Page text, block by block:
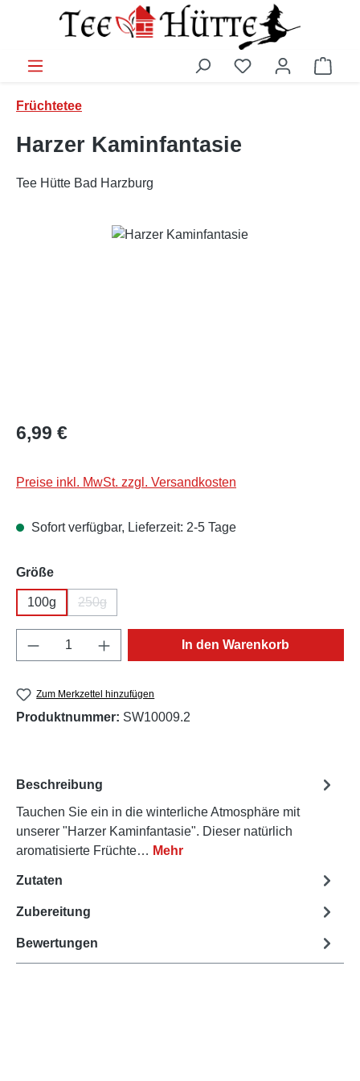
Zum Hauptinhalt springen
Früchtetee
Harzer Kaminfantasie
Tee Hütte Bad Harzburg
Bildergalerie überspringen
Regulärer Preis:
6,99 €
Preise inkl. MwSt. zzgl. Versandkosten
Sofort verfügbar, Lieferzeit: 2-5 Tage
Größeauswählen
100g 250g
(Diese Option ist zurzeit nicht verfügbar.)
Produkt Anzahl: Gib den gewünschten
In den Warenkorb
Zum Merkzettel hinzufügen
Produktnummer: SW10009.2
Beschreibung
Tauchen Sie ein in die winterliche Atmosphäre mit
unserer "Harzer Kaminfantasie". Dieser natürlich
aromatisierte Früchte… Mehr
Zutaten
Zubereitung
Bewertungen